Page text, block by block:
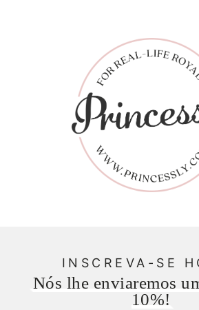
INSCREVA-SE
Nós lhe enviaremos
10%!